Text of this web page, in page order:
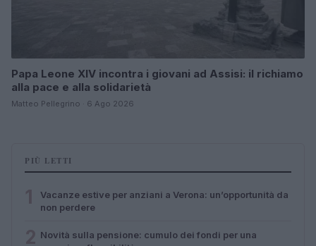
Papa Leone XIV incontra i giovani ad Assisi: il richiamo
alla pace e alla solidarietà
Matteo Pellegrino · 6 Ago 2026
PIÙ LETTI
Vacanze estive per anziani a Verona: un’opportunità da
non perdere
Novità sulla pensione: cumulo dei fondi per una